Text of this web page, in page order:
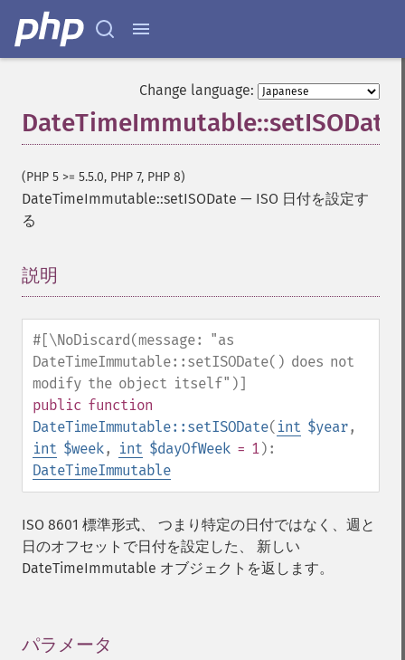
Change language:
DateTimeImmutable::setISODate
(PHP 5 >= 5.5.0, PHP 7, PHP 8)
DateTimeImmutable::setISODate — ISO 日付を設定す
る
説明
#[\NoDiscard(message: "as
DateTimeImmutable::setISODate() does not
modify the object itself")]
public function
DateTimeImmutable::setISODate( int $year,
int $week, int $dayOfWeek = 1):
DateTimeImmutable
ISO 8601 標準形式、 つまり特定の日付ではなく、週と
日のオフセットで日付を設定した、 新しい
DateTimeImmutable オブジェクトを返します。
パラメータ